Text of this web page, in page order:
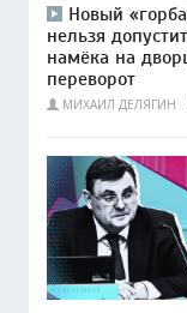
Новый
нельзя
намёка на
переворот
МИХАИЛ ДЕЛЯГИН